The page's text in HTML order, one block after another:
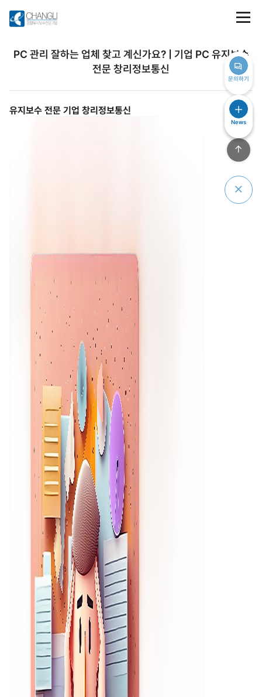
문의하기
News
PC 관리 잘하는 업체 찾고 계신가요? | 기업 PC 유지보수
전문 창리정보통신
유지보수 전문 기업 창리정보통신